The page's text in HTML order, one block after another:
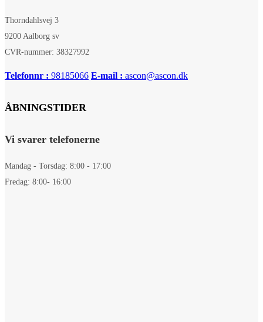
Thorndahlsvej 3
9200 Aalborg sv
CVR-nummer: 38327992
Telefonnr : 98185066 E-mail : ascon@ascon.dk
ÅBNINGSTIDER
Vi svarer telefonerne
Mandag - Torsdag: 8:00 - 17:00
Fredag: 8:00- 16:00